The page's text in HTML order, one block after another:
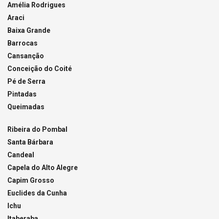
Amélia Rodrigues
Araci
Baixa Grande
Barrocas
Cansanção
Conceição do Coité
Pé de Serra
Pintadas
Queimadas
Ribeira do Pombal
Santa Bárbara
Candeal
Capela do Alto Alegre
Capim Grosso
Euclides da Cunha
Ichu